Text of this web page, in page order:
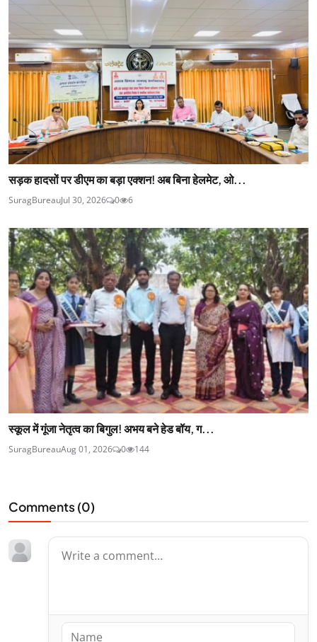
सड़क हादसों पर डीएम का बड़ा एक्शन! अब बिना हेलमेट, ओ...
SuragBureauJul 30, 2026 0 6
स्कूल में गूंजा नेतृत्व का बिगुल! अभय बने हेड बॉय, ग...
SuragBureauAug 01, 2026 0 144
Comments (0)